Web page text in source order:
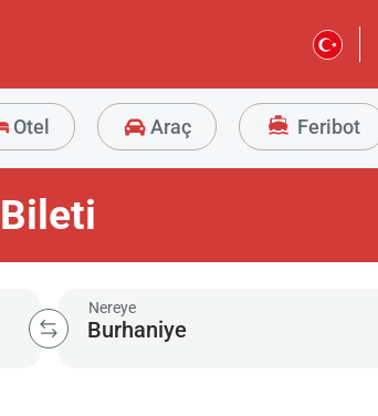
Otel Araç Feribot
Nereye